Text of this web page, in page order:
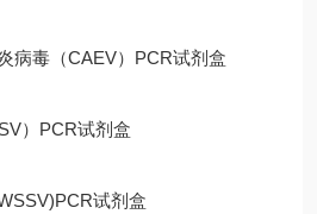
病毒（CAEV）PCR试剂盒
）PCR试剂盒
试剂盒